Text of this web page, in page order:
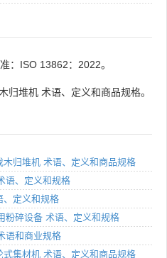
：ISO 13862：2022。
归堆机 术语、定义和商品规格。
归堆机 术语、定义和商品规格
语、定义和规格
定义和规格
粉碎设备 术语、定义和规格
语和商业规格
集材机 术语、定义和商品规格